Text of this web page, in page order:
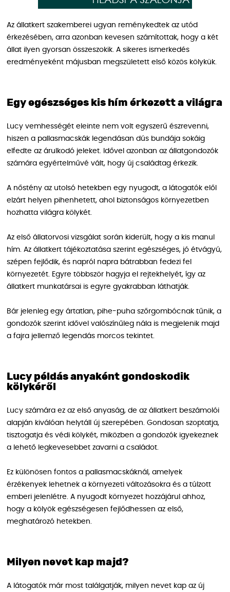
Az állatkert szakemberei ugyan reménykedtek az utód
érkezésében, arra azonban kevesen számítottak, hogy a két
állat ilyen gyorsan összeszokik. A sikeres ismerkedés
eredményeként májusban megszületett első közös kölykük.
Egy egészséges kis hím érkezett a világra
Lucy vemhességét eleinte nem volt egyszerű észrevenni,
hiszen a pallasmacskák legendásan dús bundája sokáig
elfedte az árulkodó jeleket. Idővel azonban az állatgondozók
számára egyértelművé vált, hogy új családtag érkezik.
A nőstény az utolsó hetekben egy nyugodt, a látogatók elől
elzárt helyen pihenhetett, ahol biztonságos környezetben
hozhatta világra kölykét.
Az első állatorvosi vizsgálat során kiderült, hogy a kis manul
hím. Az állatkert tájékoztatása szerint egészséges, jó étvágyú,
szépen fejlődik, és napról napra bátrabban fedezi fel
környezetét. Egyre többször hagyja el rejtekhelyét, így az
állatkert munkatársai is egyre gyakrabban láthatják.
Bár jelenleg egy ártatlan, pihe-puha szőrgombócnak tűnik, a
gondozók szerint idővel valószínűleg nála is megjelenik majd
a fajra jellemző legendás morcos tekintet.
Lucy példás anyaként gondoskodik
kölykéről
Lucy számára ez az első anyaság, de az állatkert beszámolói
alapján kiválóan helytáll új szerepében. Gondosan szoptatja,
tisztogatja és védi kölykét, miközben a gondozók igyekeznek
a lehető legkevesebbet zavarni a családot.
Ez különösen fontos a pallasmacskáknál, amelyek
érzékenyek lehetnek a környezeti változásokra és a túlzott
emberi jelenlétre. A nyugodt környezet hozzájárul ahhoz,
hogy a kölyök egészségesen fejlődhessen az első,
meghatározó hetekben.
Milyen nevet kap majd?
A látogatók már most találgatják, milyen nevet kap az új